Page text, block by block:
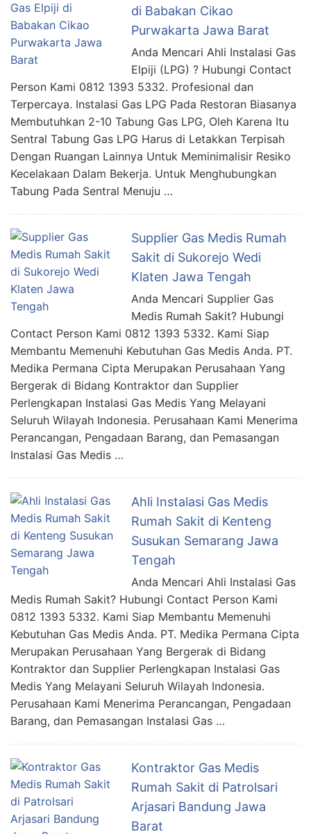
di Babakan Cikao
Purwakarta Jawa Barat
Anda Mencari Ahli Instalasi Gas
Elpiji (LPG) ? Hubungi Contact
Person Kami 0812 1393 5332. Profesional dan
Terpercaya. Instalasi Gas LPG Pada Restoran Biasanya
Membutuhkan 2-10 Tabung Gas LPG, Oleh Karena Itu
Sentral Tabung Gas LPG Harus di Letakkan Terpisah
Dengan Ruangan Lainnya Untuk Meminimalisir Resiko
Kecelakaan Dalam Bekerja. Untuk Menghubungkan
Tabung Pada Sentral Menuju …
Supplier Gas Medis Rumah
Sakit di Sukorejo Wedi
Klaten Jawa Tengah
Anda Mencari Supplier Gas
Medis Rumah Sakit? Hubungi
Contact Person Kami 0812 1393 5332. Kami Siap
Membantu Memenuhi Kebutuhan Gas Medis Anda. PT.
Medika Permana Cipta Merupakan Perusahaan Yang
Bergerak di Bidang Kontraktor dan Supplier
Perlengkapan Instalasi Gas Medis Yang Melayani
Seluruh Wilayah Indonesia. Perusahaan Kami Menerima
Perancangan, Pengadaan Barang, dan Pemasangan
Instalasi Gas Medis …
Ahli Instalasi Gas Medis
Rumah Sakit di Kenteng
Susukan Semarang Jawa
Tengah
Anda Mencari Ahli Instalasi Gas
Medis Rumah Sakit? Hubungi Contact Person Kami
0812 1393 5332. Kami Siap Membantu Memenuhi
Kebutuhan Gas Medis Anda. PT. Medika Permana Cipta
Merupakan Perusahaan Yang Bergerak di Bidang
Kontraktor dan Supplier Perlengkapan Instalasi Gas
Medis Yang Melayani Seluruh Wilayah Indonesia.
Perusahaan Kami Menerima Perancangan, Pengadaan
Barang, dan Pemasangan Instalasi Gas …
Kontraktor Gas Medis
Rumah Sakit di Patrolsari
Arjasari Bandung Jawa
Barat